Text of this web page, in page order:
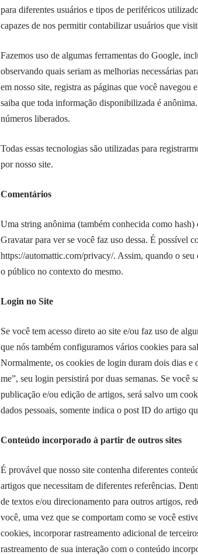
para diferentes usuários e tipos de periféricos
capazes de nos permitir contabilizar usuários que
Fazemos uso de algumas ferramentas do Google,
observando quais seriam as melhorias necessárias
em nosso site, registra as páginas que você navegou
saiba que toda informação disponibilizada é
números liberados.
Todas essas tecnologias são utilizadas para
por nosso site.
Comentários
Uma string anônima (também conhecida como
Gravatar para ver se você faz uso dessa. É possível
https://automattic.com/privacy/. Assim, quando o
o público no contexto do mesmo.
Login no Site
Se você tem acesso direto ao site e/ou faz uso de
que nós também configuramos vários cookies para
Normalmente, os cookies de login duram dois dias e
me”, seu login persistirá por duas semanas. Se você
publicação e/ou edição de artigos, será salvo um
dados pessoais, somente indica o post ID do artigo
Conteúdo incorporado à partir de outros sites
É provável que nosso site contenha diferentes
artigos que necessitam de diferentes referências.
de textos e/ou direcionamento para outros artigos,
você, uma vez que se comportam como se você
cookies, incorporar rastreamento adicional de
rastreamento de sua interação com o conteúdo